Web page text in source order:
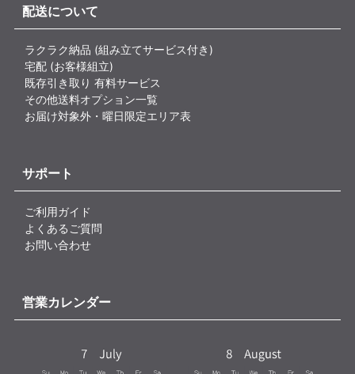
配送について
ラクラク納品 (組み立てサービス付き)
宅配 (お客様組立)
既存引き取り 有料サービス
その他送料オプション一覧
お届け対象外・曜日限定エリア表
サポート
ご利用ガイド
よくあるご質問
お問い合わせ
営業カレンダー